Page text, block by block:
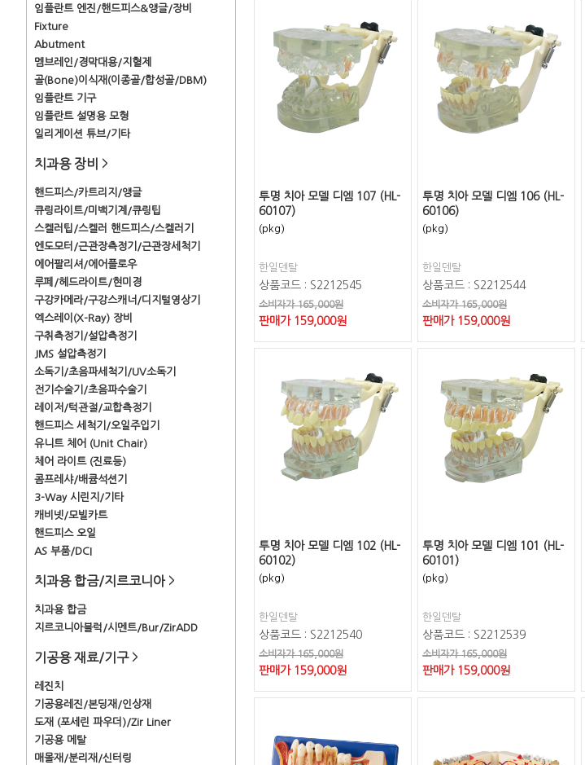
임플란트 엔진/핸드피스&앵글/장비
Fixture
Abutment
멤브레인/경막대용/지혈제
골(Bone)이식재(이종골/합성골/DBM)
임플란트 기구
임플란트 설명용 모형
일리게이션 튜브/기타
치과용 장비 >
핸드피스/카트리지/앵글
큐링라이트/미백기계/큐링팁
스켈러팁/스켈러 핸드피스/스켈러기
엔도모터/근관장측정기/근관장세척기
에어팔리셔/에어플로우
루페/헤드라이트/현미경
구강카메라/구강스캐너/디지털영상기
엑스레이(X-Ray) 장비
구취측정기/설압측정기
JMS 설압측정기
소독기/초음파세척기/UV소독기
전기수술기/초음파수술기
레이저/턱관절/교합측정기
핸드피스 세척기/오일주입기
유니트 체어 (Unit Chair)
체어 라이트 (진료등)
콤프레샤/배큠석션기
3-Way 시린지/기타
캐비넷/모빌카트
핸드피스 오일
AS 부품/DCI
치과용 합금/지르코니아 >
치과용 합금
지르코니아블럭/시멘트/Bur/ZirADD
기공용 재료/기구 >
레진치
기공용레진/본딩재/인상재
도재 (포세린 파우더)/Zir Liner
기공용 메탈
매몰재/분리재/신터링
투명 치아 모델 디엠 107 (HL-
60107)
(pkg)
한일덴탈
상품코드 : S2212545
소비자가 165,000원
판매가 159,000원
투명 치아 모델 디엠 106 (HL-
60106)
(pkg)
한일덴탈
상품코드 : S2212544
소비자가 165,000원
판매가 159,000원
투명 치아 모델 디엠 102 (HL-
60102)
(pkg)
한일덴탈
상품코드 : S2212540
소비자가 165,000원
판매가 159,000원
투명 치아 모델 디엠 101 (HL-
60101)
(pkg)
한일덴탈
상품코드 : S2212539
소비자가 165,000원
판매가 159,000원